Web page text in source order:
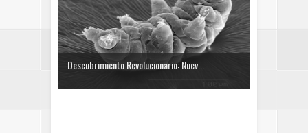
Descubrimiento Revolucionario: Nuev...